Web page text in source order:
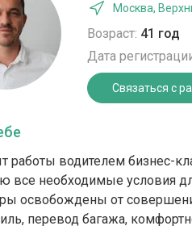
Москва,
Возраст: 41 год
Дата
Связаться с
работы водителем бизнес-
все необходимые условия
освобождены от
перевод багажа,